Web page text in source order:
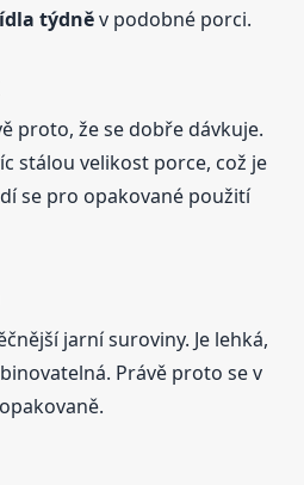
týdněv podobné porci.
proto, že se dobře dávkuje.
stálou velikost porce, což je
se pro opakované použití
jarní suroviny. Je lehká,
Právě proto se v